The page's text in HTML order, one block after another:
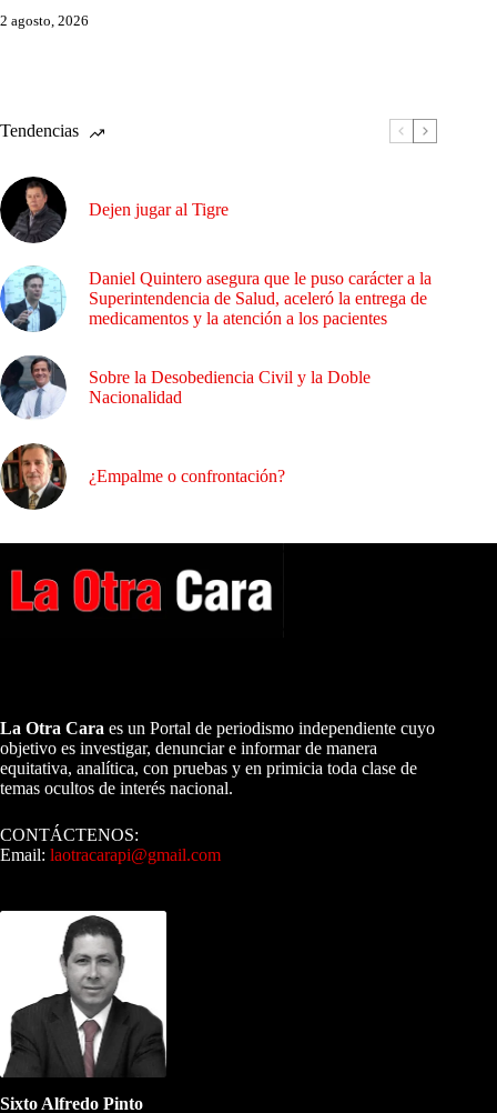
2 agosto, 2026
Tendencias
Dejen jugar al Tigre
Daniel Quintero asegura que le puso carácter a la
Superintendencia de Salud, aceleró la entrega de
medicamentos y la atención a los pacientes
Sobre la Desobediencia Civil y la Doble
Nacionalidad
¿Empalme o confrontación?
La Otra Cara es un Portal de periodismo independiente cuyo
objetivo es investigar, denunciar e informar de manera
equitativa, analítica, con pruebas y en primicia toda clase de
temas ocultos de interés nacional.
CONTÁCTENOS:
Email: laotracarapi@gmail.com
Sixto Alfredo Pinto